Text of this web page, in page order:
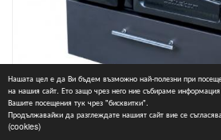
Нашата цел е да Ви бъдем възможно най-полезни при
на нашия сайт. Ето защо чрез него ние събираме
Вашите посещения тук чрез "бисквитки".
Продължавайки да разглеждате нашият сайт вие се
(cookies)